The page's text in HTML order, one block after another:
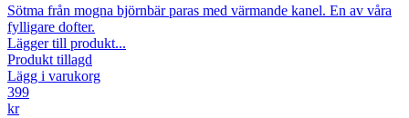
Sötma från mogna björnbär paras med värmande kanel. En av våra
fylligare dofter.
Lägger till produkt...
Produkt tillagd
Lägg i varukorg
399
kr